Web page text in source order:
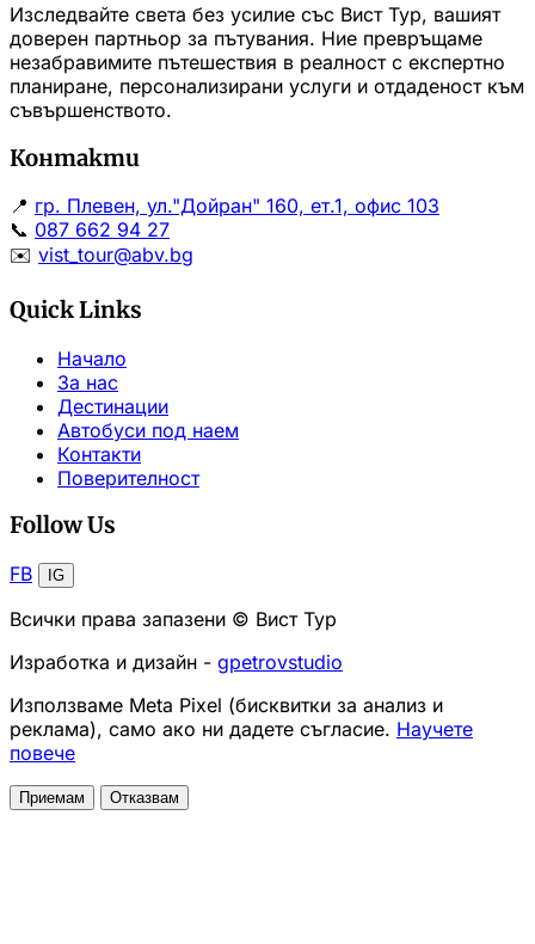
Изследвайте света без усилие със Вист Тур, вашият
доверен партньор за пътувания. Ние превръщаме
незабравимите пътешествия в реалност с експертно
планиране, персонализирани услуги и отдаденост към
съвършенството.
Контакти
📍 гр. Плевен, ул."Дойран" 160, ет.1, офис 103
📞 087 662 94 27
✉️ vist_tour@abv.bg
Quick Links
Начало
За нас
Дестинации
Автобуси под наем
Контакти
Поверителност
Follow Us
FB IG
Всички права запазени © Вист Тур
Изработка и дизайн - gpetrovstudio
Използваме Meta Pixel (бисквитки за анализ и
реклама), само ако ни дадете съгласие. Научете
повече
Приемам Отказвам